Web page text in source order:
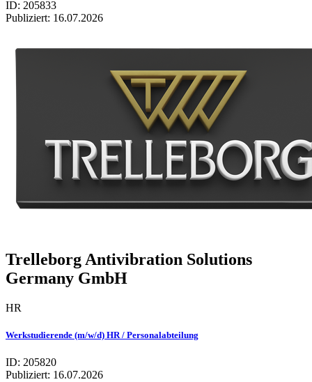
ID: 205833
Publiziert: 16.07.2026
Trelleborg Antivibration Solutions
Germany GmbH
HR
Werkstudierende (m/w/d) HR / Personalabteilung
ID: 205820
Publiziert: 16.07.2026